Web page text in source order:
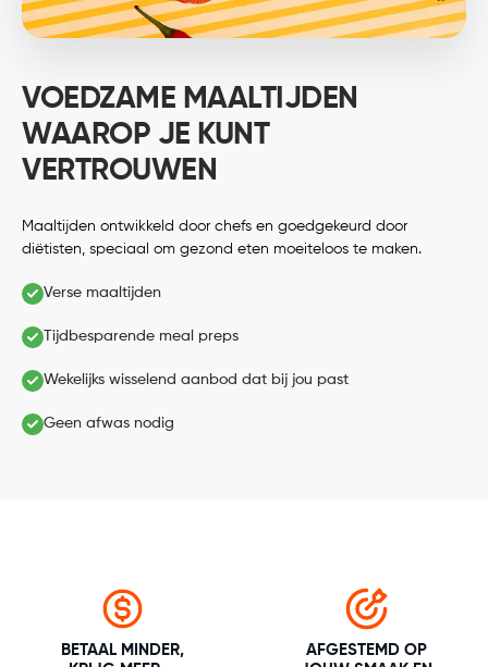
VOEDZAME MAALTIJDEN
WAAROP JE KUNT
VERTROUWEN
Maaltijden ontwikkeld door chefs en goedgekeurd door
diëtisten, speciaal om gezond eten moeiteloos te maken.
Verse maaltijden
Tijdbesparende meal preps
Wekelijks wisselend aanbod dat bij jou past
Geen afwas nodig
BETAAL MINDER,
AFGESTEMD OP